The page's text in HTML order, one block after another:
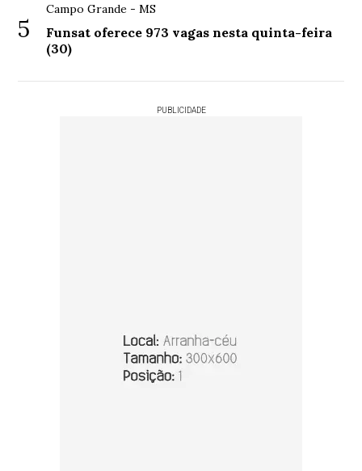
5
Campo Grande - MS
Funsat oferece 973 vagas nesta quinta-feira
(30)
PUBLICIDADE